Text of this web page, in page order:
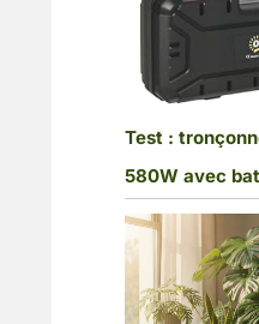
Test :
580W avec